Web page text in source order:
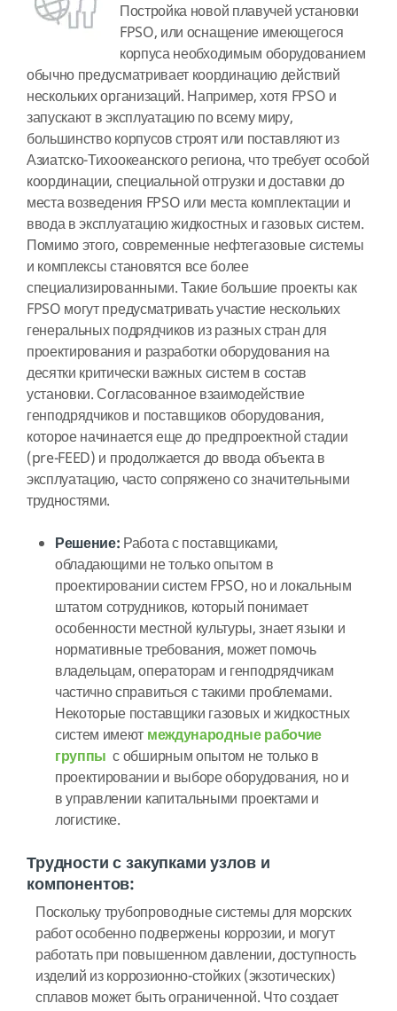
Постройка новой плавучей установки
FPSO, или оснащение имеющегося
корпуса необходимым оборудованием
обычно предусматривает координацию действий
нескольких организаций. Например, хотя FPSO и
запускают в эксплуатацию по всему миру,
большинство корпусов строят или поставляют из
Азиатско-Тихоокеанского региона, что требует особой
координации, специальной отгрузки и доставки до
места возведения FPSO или места комплектации и
ввода в эксплуатацию жидкостных и газовых систем.
Помимо этого, современные нефтегазовые системы
и комплексы становятся все более
специализированными. Такие большие проекты как
FPSO могут предусматривать участие нескольких
генеральных подрядчиков из разных стран для
проектирования и разработки оборудования на
десятки критически важных систем в состав
установки. Согласованное взаимодействие
генподрядчиков и поставщиков оборудования,
которое начинается еще до предпроектной стадии
(pre-FEED) и продолжается до ввода объекта в
эксплуатацию, часто сопряжено со значительными
трудностями.
Решение: Работа с поставщиками,
обладающими не только опытом в
проектировании систем FPSO, но и локальным
штатом сотрудников, который понимает
особенности местной культуры, знает языки и
нормативные требования, может помочь
владельцам, операторам и генподрядчикам
частично справиться с такими проблемами.
Некоторые поставщики газовых и жидкостных
систем имеют международные рабочие
группы с обширным опытом не только в
проектировании и выборе оборудования, но и
в управлении капитальными проектами и
логистике.
Трудности с закупками узлов и
компонентов:
Поскольку трубопроводные системы для морских
работ особенно подвержены коррозии, и могут
работать при повышенном давлении, доступность
изделий из коррозионно-стойких (экзотических)
сплавов может быть ограниченной. Что создает